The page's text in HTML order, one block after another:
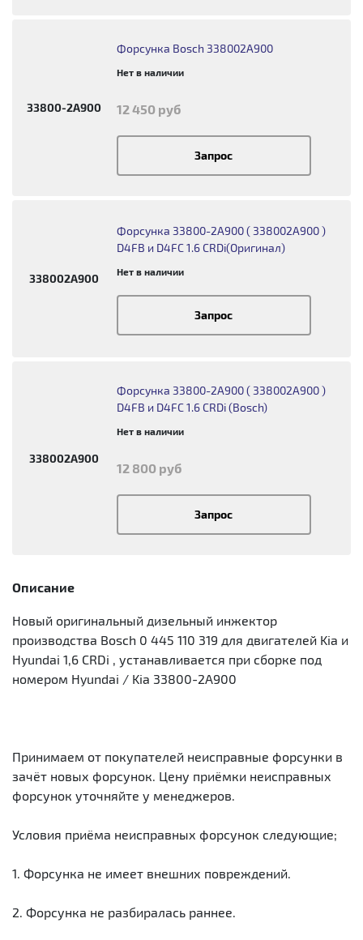
33800-2A900
Форсунка Bosch 338002A900
Нет в наличии
12 450 руб
Запрос
338002A900
Форсунка 33800-2A900 ( 338002A900 )
D4FB и D4FC 1.6 CRDi(Оригинал)
Нет в наличии
Запрос
338002A900
Форсунка 33800-2A900 ( 338002A900 )
D4FB и D4FC 1.6 CRDi (Bosch)
Нет в наличии
12 800 руб
Запрос
Описание
Новый оригинальный дизельный инжектор
производства Bosch 0 445 110 319 для двигателей Kia и
Hyundai 1,6 CRDi , устанавливается при сборке под
номером Hyundai / Kia 33800-2A900
Принимаем от покупателей неисправные форсунки в
зачёт новых форсунок. Цену приёмки неисправных
форсунок уточняйте у менеджеров.
Условия приёма неисправных форсунок следующие;
1. Форсунка не имеет внешних повреждений.
2. Форсунка не разбиралась раннее.